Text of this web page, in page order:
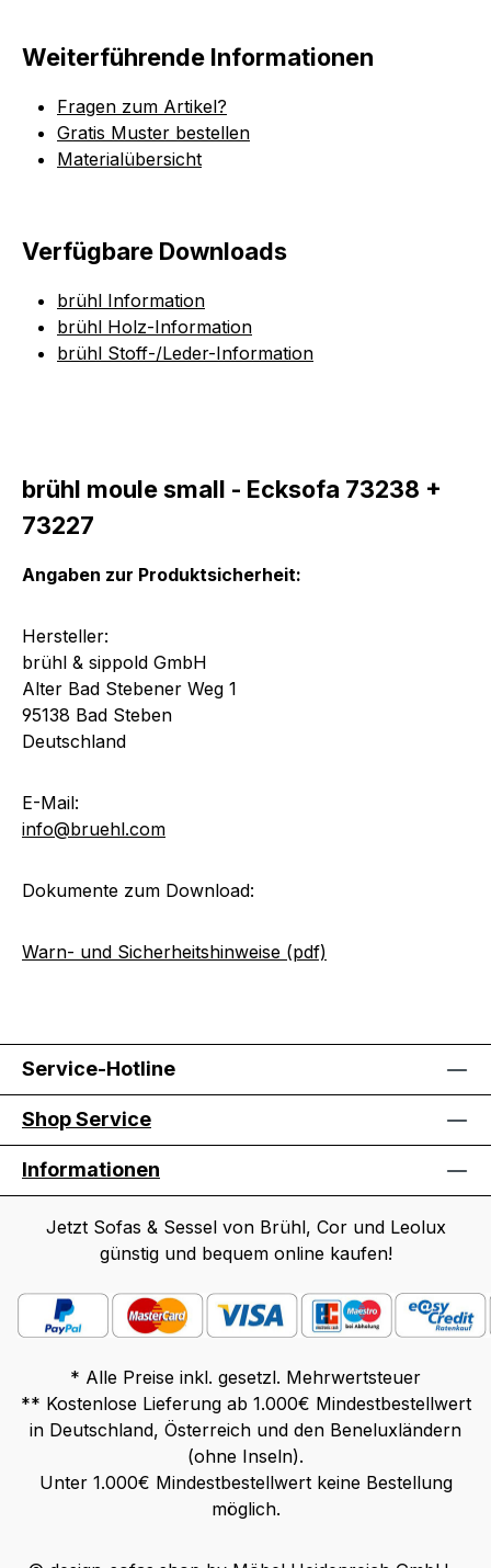
Weiterführende Informationen
Fragen zum Artikel?
Gratis Muster bestellen
Materialübersicht
Verfügbare Downloads
brühl Information
brühl Holz-Information
brühl Stoff-/Leder-Information
brühl moule small - Ecksofa 73238 +
73227
Angaben zur Produktsicherheit:
Hersteller:
brühl & sippold GmbH
Alter Bad Stebener Weg 1
95138 Bad Steben
Deutschland
E-Mail:
info@bruehl.com
Dokumente zum Download:
Warn- und Sicherheitshinweise (pdf)
Service-Hotline
Shop Service
Informationen
Jetzt Sofas & Sessel von Brühl, Cor und Leolux
günstig und bequem online kaufen!
* Alle Preise inkl. gesetzl. Mehrwertsteuer
** Kostenlose Lieferung ab 1.000€ Mindestbestellwert
in Deutschland, Österreich und den Beneluxländern
(ohne Inseln).
Unter 1.000€ Mindestbestellwert keine Bestellung
möglich.